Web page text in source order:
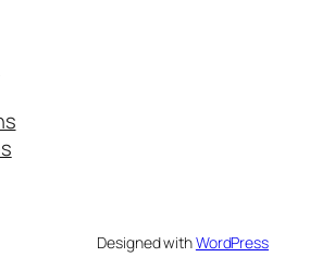
Designed withWordPress